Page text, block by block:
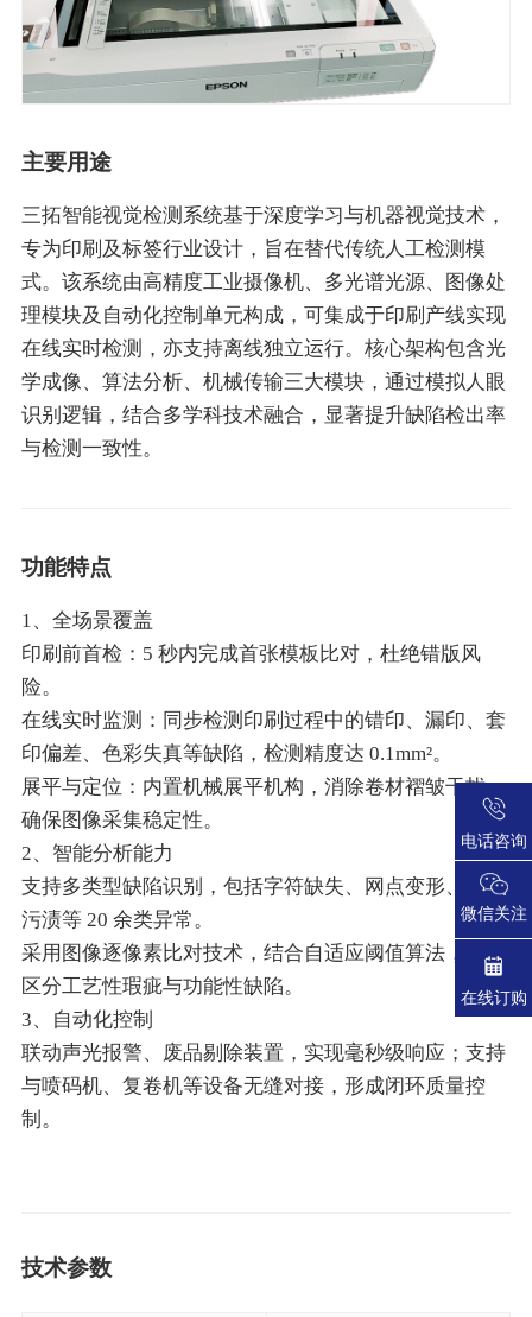
主要用途
三拓智能视觉检测系统基于深度学习与机器视觉技术，
专为印刷及标签行业设计，旨在替代传统人工检测模
式。该系统由高精度工业摄像机、多光谱光源、图像处
理模块及自动化控制单元构成，可集成于印刷产线实现
在线实时检测，亦支持离线独立运行。核心架构包含光
学成像、算法分析、机械传输三大模块，通过模拟人眼
识别逻辑，结合多学科技术融合，显著提升缺陷检出率
与检测一致性。
功能特点
1、全场景覆盖
印刷前首检：5 秒内完成首张模板比对，杜绝错版风
险。
在线实时监测：同步检测印刷过程中的错印、漏印、套
印偏差、色彩失真等缺陷，检测精度达 0.1mm²。
展平与定位：内置机械展平机构，消除卷材褶皱干扰，
确保图像采集稳定性。
2、智能分析能力
支持多类型缺陷识别，包括字符缺失、网点变形、油墨
污渍等 20 余类异常。
采用图像逐像素比对技术，结合自适应阈值算法，有效
区分工艺性瑕疵与功能性缺陷。
3、自动化控制
联动声光报警、废品剔除装置，实现毫秒级响应；支持
与喷码机、复卷机等设备无缝对接，形成闭环质量控
制。
技术参数
电话咨询
微信关注
在线订购